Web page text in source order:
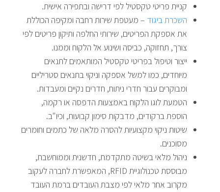
קניית פריטי טקסטיל לפי דרישה ובתפירה אישית.
השכרת ביגוד – מעטפת שירות רחבה ומקיפה הכוללת
את אספקת הפריטים, שירותי החלפה ותיקון פריטים לפי
צורך, תחזוקה, כביסה ושינוע אל הלקוח וממנו.
ייצור וטיפול בפריטי טקסטיל המותאמים לתנאים
מיוחדים, כמו למשל אספקה וניקוי בתנאים סטריליים
ומבוקרים עבור חדרי ניתוח, חדרים נקיים ומעבדות.
הטמעת לוגו הלקוח באמצעות הדפסה או רקמה,
הוספת ברקודים, מדבקות סימון קבועות, וכיו"ב.
שיטות ניקוי מקצועיות להסרה מלאה של כתמים וחומרים
מסוכנים.
ניהול מלאי בשיטה מתקדמת, חדשנית וממוחשבת,
מבוססת טכנולוגיית RFID, המאפשרת לחברה לעקוב
מקרוב אחר מלאי לפי מצבת העובדים ברמת העובד